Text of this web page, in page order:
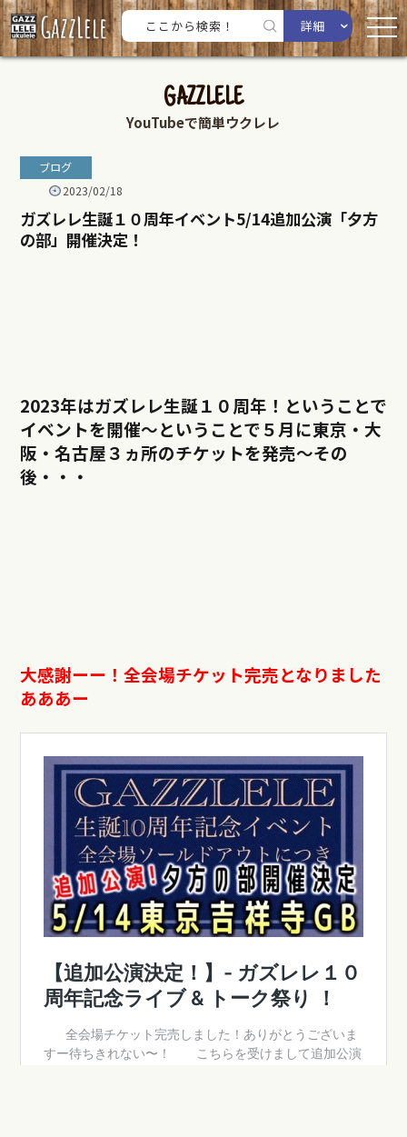
詳細
GAZZLELE
YouTubeで簡単ウクレレ
ブログ
2023/02/18
ガズレレ生誕１０周年イベント5/14追加公演「夕方
の部」開催決定！
2023年はガズレレ生誕１０周年！ということで
イベントを開催〜ということで５月に東京・大
阪・名古屋３ヵ所のチケットを発売〜その
後・・・
大感謝ーー！全会場チケット完売となりました
あああー